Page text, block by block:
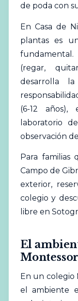
de poda con
En Casa de
plantas es
(regar,
desarrolla
(6-12
laboratorio
observación
Para familias
Campo de
exterior,
colegio y
libre en
El
En un colegio
el ambiente